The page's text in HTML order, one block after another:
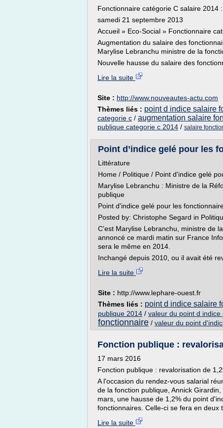
Fonctionnaire catégorie C salaire 2014
samedi 21 septembre 2013
Accueil » Eco-Social » Fonctionnaire
Augmentation du salaire des
Marylise Lebranchu ministre de la
Nouvelle hausse du salaire des
Lire la suite
Site : http://www.nouveautes-actu.com
Thèmes liés : point d indice salaire
categorie c / augmentation salaire
publique categorie c 2014 / salaire
Point d’indice gelé pour les
Littérature
Home / Politique / Point d'indice gelé
Marylise Lebranchu : Ministre de la
publique
Point d'indice gelé pour les
Posted by: Christophe Segard in
C'est Marylise Lebranchu, ministre de
annoncé ce mardi matin sur France
sera le même en 2014.
Inchangé depuis 2010, ou il avait été
Lire la suite
Site : http://www.lephare-ouest.fr
Thèmes liés : point d indice salaire
publique 2014 / valeur du point d
fonctionnaire / valeur du point
Fonction publique :
17 mars 2016
Fonction publique : revalorisation de
A l'occasion du rendez-vous salarial
de la fonction publique, Annick
mars, une hausse de 1,2% du point
fonctionnaires. Celle-ci se fera en deux
Lire la suite